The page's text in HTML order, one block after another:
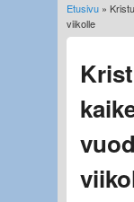
Olet
Etusivu»
viikolle